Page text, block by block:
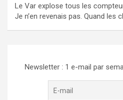
Le Var explose tous les
Je n’en revenais pas. Quand les
Newsletter : 1 e-mail par